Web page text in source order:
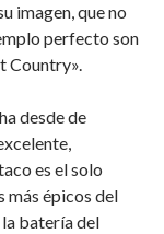
imagen, que no
perfecto son
Country».
desde de
es el solo
más épicos del
batería del